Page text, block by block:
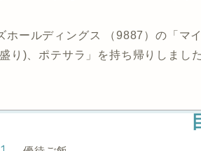
ホールディングス （9887）の「マ
り)、ポテサラ」を持ち帰りしました